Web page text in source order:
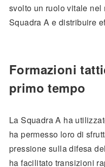
svolto un ruolo vitale
Squadra A e distribuire
Formazioni
primo tempo
La Squadra A ha
ha permesso loro di
pressione sulla difesa
ha facilitato transizioni